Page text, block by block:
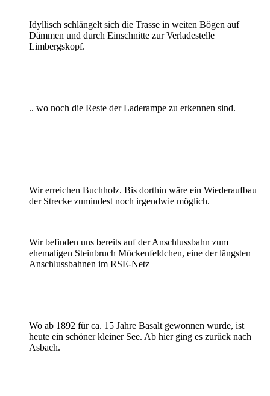
Idyllisch schlängelt sich die Trasse in weiten Bögen auf
Dämmen und durch Einschnitte zur Verladestelle
Limbergskopf.
.. wo noch die Reste der Laderampe zu erkennen sind.
Wir erreichen Buchholz. Bis dorthin wäre ein Wiederaufbau
der Strecke zumindest noch irgendwie möglich.
Wir befinden uns bereits auf der Anschlussbahn zum
ehemaligen Steinbruch Mückenfeldchen, eine der längsten
Anschlussbahnen im RSE-Netz
Wo ab 1892 für ca. 15 Jahre Basalt gewonnen wurde, ist
heute ein schöner kleiner See. Ab hier ging es zurück nach
Asbach.